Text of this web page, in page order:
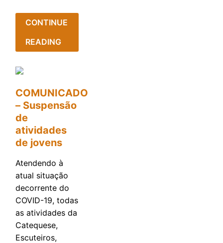
CONTINUE
READING
COMUNICADO
– Suspensão
de
atividades
de jovens
Atendendo à
atual situação
decorrente do
COVID-19, todas
as atividades da
Catequese,
Escuteiros,